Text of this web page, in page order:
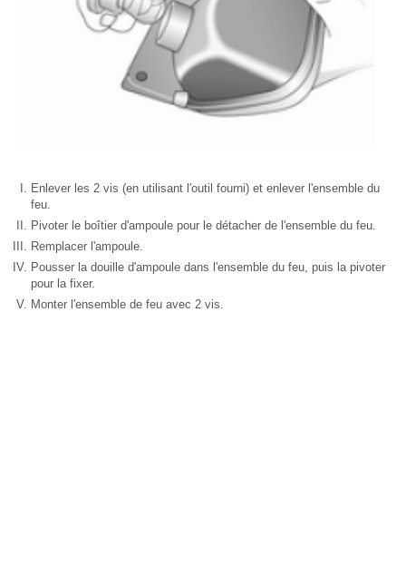
Enlever les 2 vis (en utilisant l'outil fourni) et enlever l'ensemble du
feu.
Pivoter le boîtier d'ampoule pour le détacher de l'ensemble du feu.
Remplacer l'ampoule.
Pousser la douille d'ampoule dans l'ensemble du feu, puis la pivoter
pour la fixer.
Monter l'ensemble de feu avec 2 vis.